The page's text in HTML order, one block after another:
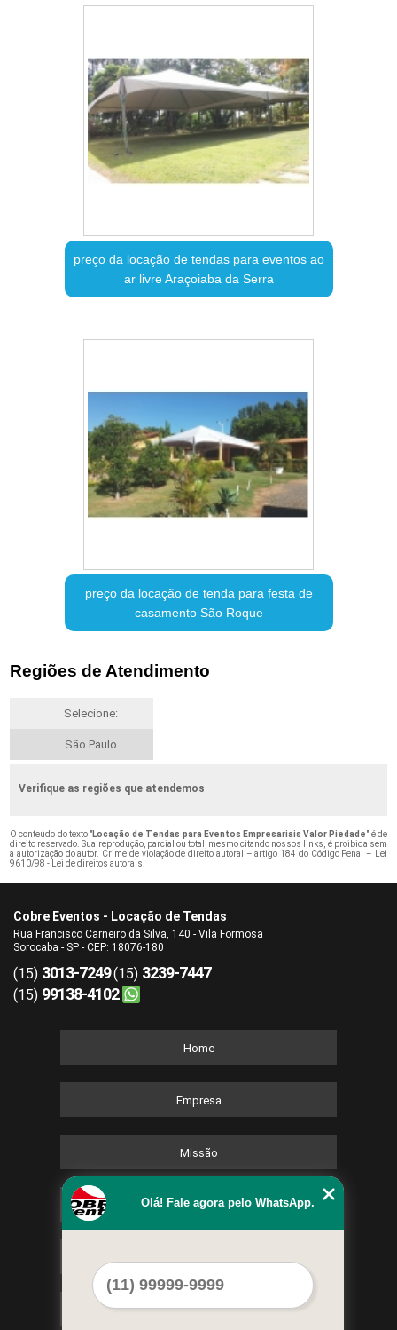
preço da locação de tendas para eventos ao
ar livre Araçoiaba da Serra
preço da locação de tenda para festa de
casamento São Roque
Regiões de Atendimento
Selecione:
São Paulo
Verifique as regiões que atendemos
O conteúdo do texto "Locação de Tendas para Eventos Empresariais Valor Piedade" é de
direito reservado. Sua reprodução, parcial ou total, mesmo citando nossos links, é proibida sem
a autorização do autor. Crime de violação de direito autoral – artigo 184 do Código Penal – Lei
9610/98 - Lei de direitos autorais.
Cobre Eventos - Locação de Tendas
Rua Francisco Carneiro da Silva, 140 - Vila Formosa
Sorocaba - SP - CEP: 18076-180
(15) 3013-7249(15) 3239-7447
(15) 99138-4102
Home
Empresa
Missão
Serviços
Mapa do site
Olá! Fale agora pelo WhatsApp.